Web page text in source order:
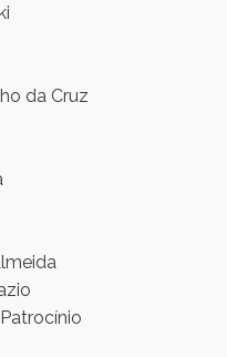
da Cruz